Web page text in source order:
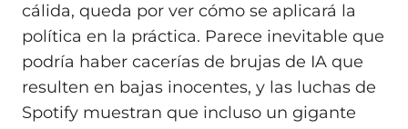
cálida, queda por ver cómo se aplicará la
política en la práctica. Parece inevitable que
podría haber cacerías de brujas de IA que
resulten en bajas inocentes, y las luchas de
Spotify muestran que incluso un gigante